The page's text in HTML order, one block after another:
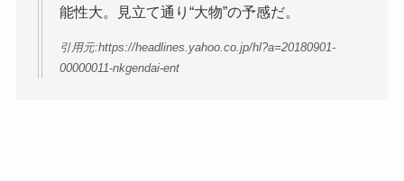
能性大。見立て通り“大物”の予感だ。
引用元:https://headlines.yahoo.co.jp/hl?a=20180901-
00000011-nkgendai-ent